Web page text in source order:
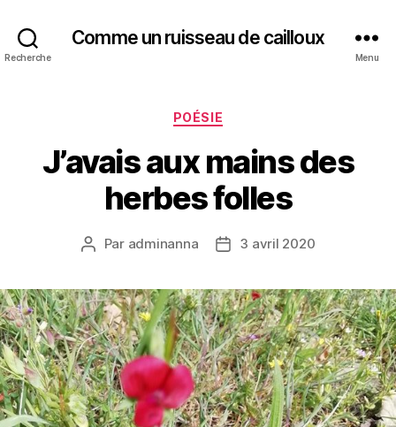
Recherche
Comme un ruisseau de cailloux
Menu
Catégories
POÉSIE
J’avais aux mains des
herbes folles
Auteur
Par adminanna
Date3 avril 2020